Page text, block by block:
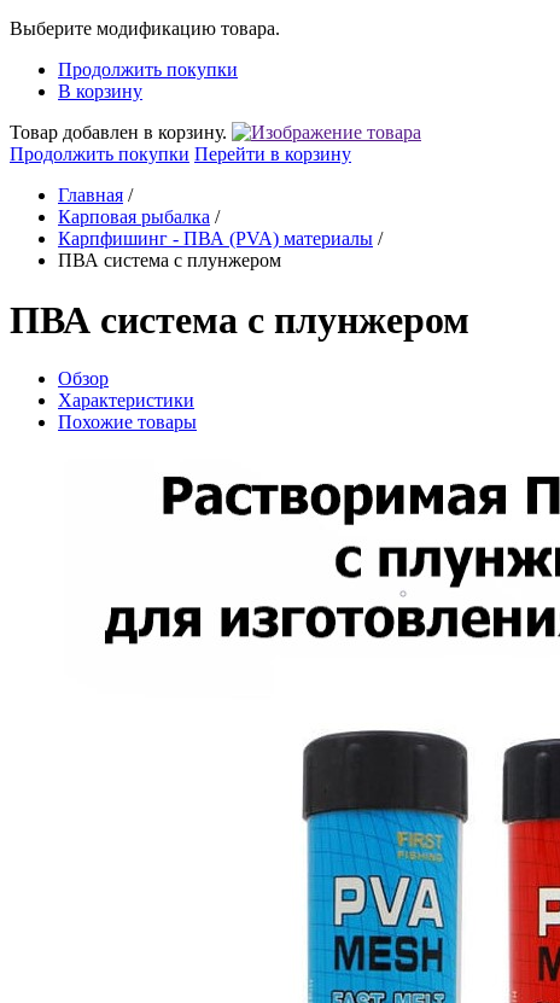
Выберите модификацию товара.
Продолжить покупки
В корзину
Товар добавлен в корзину.
Продолжить покупки Перейти в корзину
Главная /
Карповая рыбалка /
Карпфишинг - ПВА (PVA) материалы /
ПВА система с плунжером
ПВА система с плунжером
Обзор
Характеристики
Похожие товары